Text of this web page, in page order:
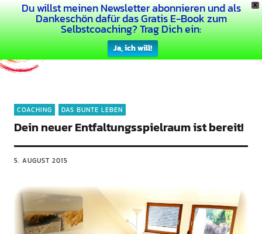
X
Du willst meinen Newsletter abonnieren und als
Dankeschön dafür das Gratis E-Book zum
Selbstcoaching? Trag Dich ein:
Ja, ich will!
Dein Buntes Leben
COACHING DAS BUNTE LEBEN
Dein neuer Entfaltungsspielraum ist bereit!
5. AUGUST 2015